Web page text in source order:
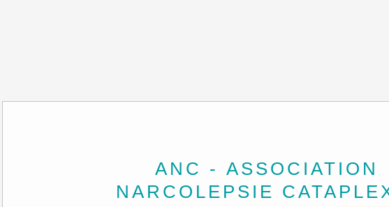
ANC - ASSOCIATION
NARCOLEPSIE